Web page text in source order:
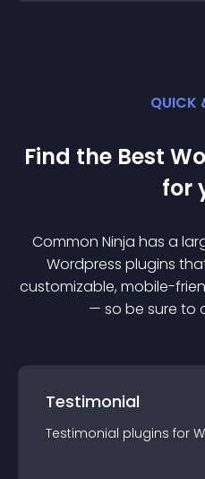
QUICK
Find the Best
for
Common Ninja has a
Wordpress plugins
customizable, mobile-
— so be sure to
Testimonial
Testimonial plugins for